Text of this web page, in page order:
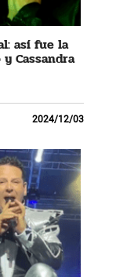
así fue la
Cassandra
2024/12/03